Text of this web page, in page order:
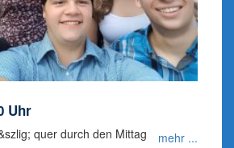
Uhr
quer durch den Mittag mehr ...